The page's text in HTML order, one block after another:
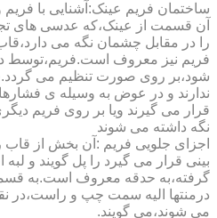
ساختمان فریم عینک:آشنایی با
آن قسمت از عینک،که عدسی های
را در مقابل چشمان نگه می
فریم نیز معروف است.فریم،توسط
شود،بر روی صورت تنظیم می
ندارند و در عوض به وسیله ی
قرار می گیرند ویا بر روی فریم
نگه داشته می شوند
اجزای جلویی فریم :آن بخش از
بینی قرار می گیرد را پل گویند و لبه
گرفته،به حدقه معروف است.به
درمنتها الیه سمت چپ و راست،در
می شوند،می گویند.